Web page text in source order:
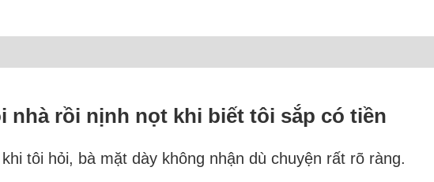
nhà rồi nịnh nọt khi biết tôi sắp có tiền
tôi hỏi, bà mặt dày không nhận dù chuyện rất rõ ràng.